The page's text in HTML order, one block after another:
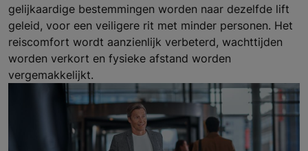
gelijkaardige bestemmingen worden naar dezelfde lift
geleid, voor een veiligere rit met minder personen. Het
reiscomfort wordt aanzienlijk verbeterd, wachttijden
worden verkort en fysieke afstand worden
vergemakkelijkt.